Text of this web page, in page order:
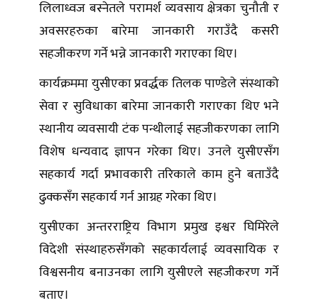
लिलाध्वज बस्नेतले परामर्श व्यवसाय क्षेत्रका चुनौती र
अवसरहरुका बारेमा जानकारी गराउँदै कसरी
सहजीकरण गर्ने भन्ने जानकारी गराएका थिए।
कार्यक्रममा युसीएका प्रवर्द्धक तिलक पाण्डेले संस्थाको
सेवा र सुविधाका बारेमा जानकारी गराएका थिए भने
स्थानीय व्यवसायी टंक पन्थीलाई सहजीकरणका लागि
विशेष धन्यवाद ज्ञापन गरेका थिए। उनले युसीएसँग
सहकार्य गर्दा प्रभावकारी तरिकाले काम हुने बताउँदै
ढुक्कसँग सहकार्य गर्न आग्रह गरेका थिए।
युसीएका अन्तरराष्ट्रिय विभाग प्रमुख इश्वर घिमिरेले
विदेशी संस्थाहरुसँगको सहकार्यलाई व्यवसायिक र
विश्वसनीय बनाउनका लागि युसीएले सहजीकरण गर्ने
बताए।